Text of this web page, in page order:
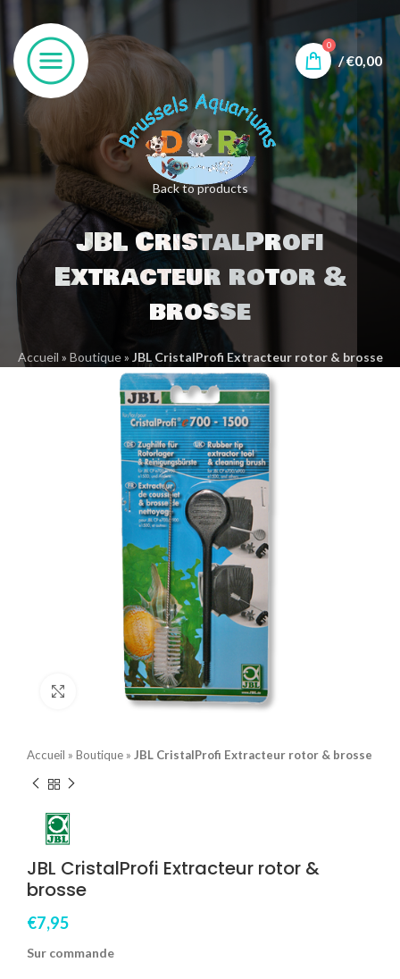
0
/€0,00
Back to products
JBL CristalProfi
Extracteur rotor &
brosse
Accueil » Boutique» JBL CristalProfi Extracteur rotor & brosse
Click to enlarge
Accueil » Boutique » JBL CristalProfi Extracteur rotor & brosse
JBL CristalProfi Extracteur rotor &
brosse
€7,95
Sur commande